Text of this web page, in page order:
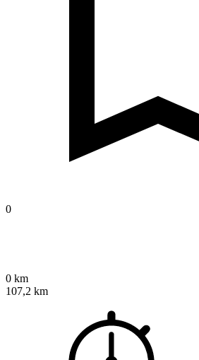
0
0 km
107,2 km